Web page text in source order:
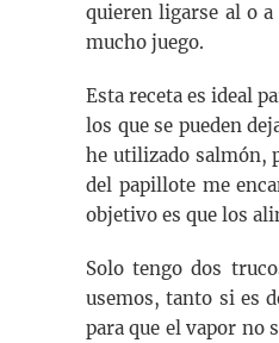
quieren ligarse al o
mucho juego.
Esta receta es ideal
los que se pueden
he utilizado salmón,
del papillote me
objetivo es que los
Solo tengo dos
usemos, tanto si es
para que el vapor no